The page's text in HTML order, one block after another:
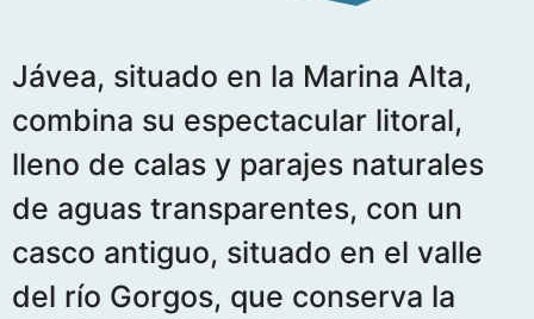
Jávea, situado en la Marina Alta,
combina su espectacular litoral,
lleno de calas y parajes naturales
de aguas transparentes, con un
casco antiguo, situado en el valle
del río Gorgos, que conserva la